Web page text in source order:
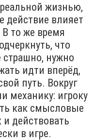
жизнью,
действие влияет
В то же время
что
страшно, нужно
идти вперёд,
путь. Вокруг
механику: игроку
как смысловые
и действовать
в игре.